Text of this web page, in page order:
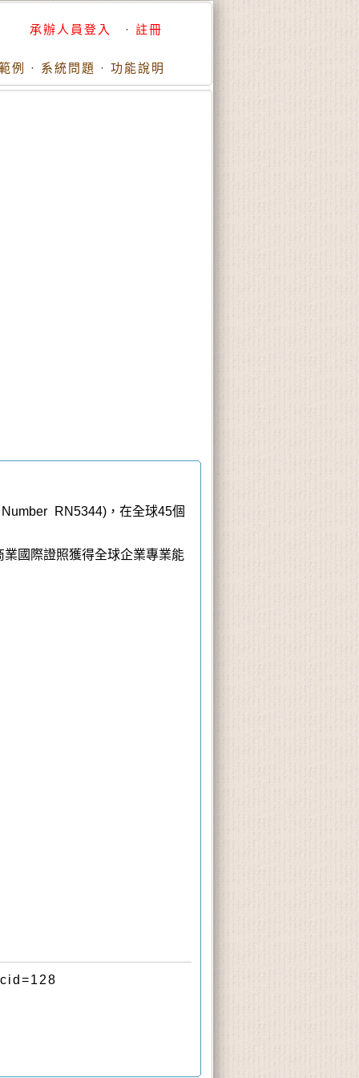
承辦人員登入 · 註冊
例 · 系統問題 · 功能說明
RN5344)，在全球45個
國際證照獲得全球企業專業能